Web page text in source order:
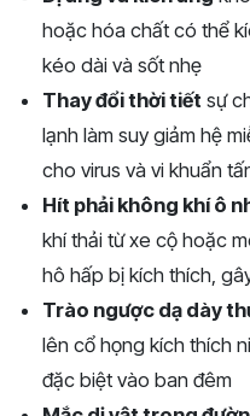
hoặc hóa chất có thể
kéo dài và sốt nhẹ
Thay đổi thời tiết sự
lạnh làm suy giảm hệ
cho virus và vi khuẩn
Hít phải không khí ô
khí thải từ xe cộ hoặc
hô hấp bị kích thích,
Trào ngược dạ dày
lên cổ họng kích thích
đặc biệt vào ban đêm